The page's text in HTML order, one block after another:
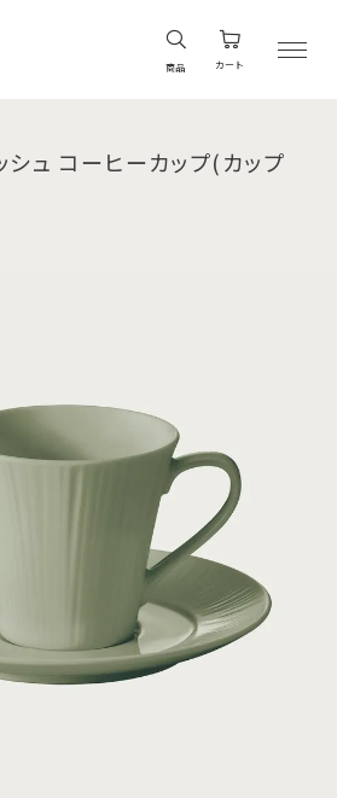
商品 カート
シュ コーヒーカップ(カップ